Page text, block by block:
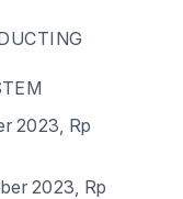
2023, Rp
2023, Rp